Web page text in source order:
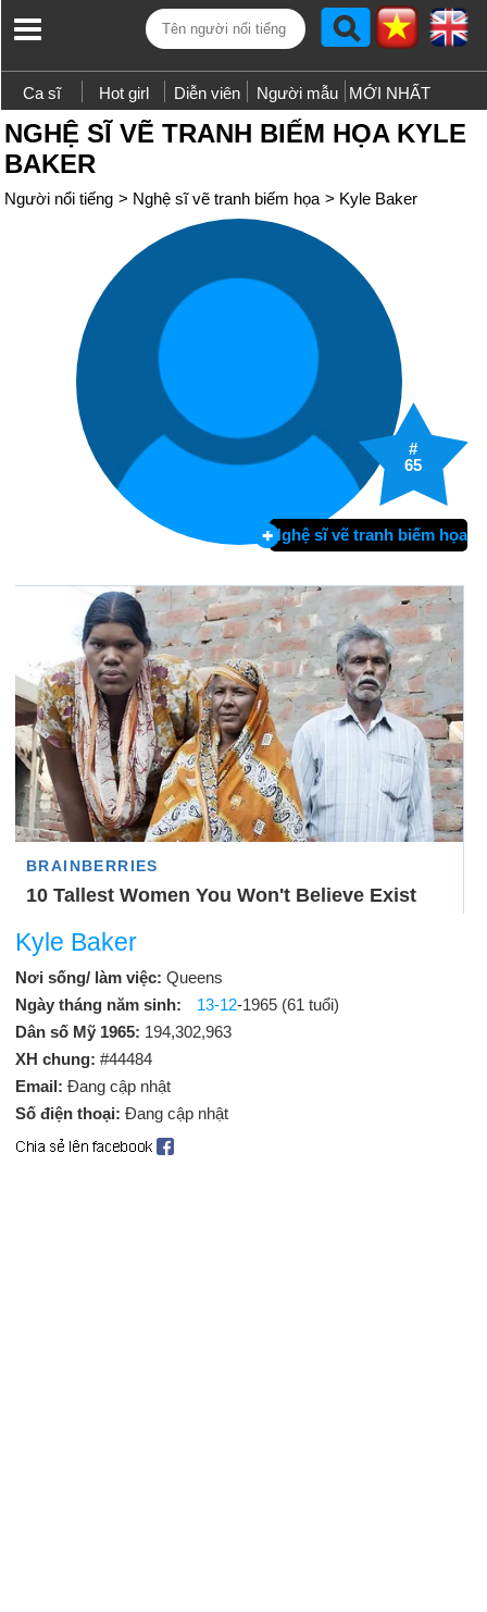
Ca sĩ Hot girl Diễn viên Người mẫu MỚI NHẤT
NGHỆ SĨ VẼ TRANH BIẾM HỌA KYLE
BAKER
Người nổi tiếng > Nghệ sĩ vẽ tranh biếm họa > Kyle Baker
#
65
Nghệ sĩ vẽ tranh biếm họa
Kyle Baker
Nơi sống/ làm việc: Queens
Ngày tháng năm sinh:
13-12-1965 (61 tuổi)
Dân số Mỹ 1965: 194,302,963
XH chung: #44484
Email: Đang cập nhật
Số điện thoại: Đang cập nhật